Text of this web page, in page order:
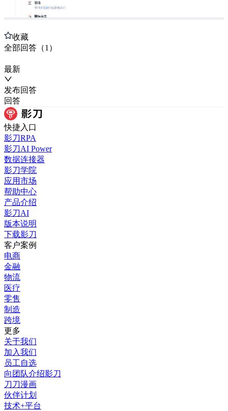
收藏
全部回答 （1 ）
最新
发布回答
回答
快捷入口
影刀RPA
影刀AI Power
数据连接器
影刀学院
应用市场
帮助中心
产品介绍
影刀AI
版本说明
下载影刀
客户案例
电商
金融
物流
医疗
零售
制造
跨境
更多
关于我们
加入我们
员工自选
向团队介绍影刀
刀刀漫画
伙伴计划
技术+平台